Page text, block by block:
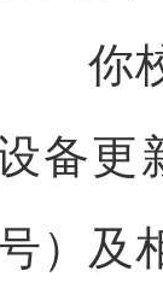
你校
备更
）及